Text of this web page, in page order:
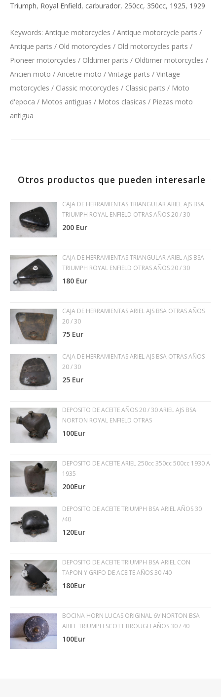
Triumph, Royal Enfield, carburador, 250cc, 350cc, 1925, 1929
Keywords: Antique motorcycles / Antique motorcycle parts /
Antique parts / Old motorcycles / Old motorcycles parts /
Pioneer motorcycles / Oldtimer parts / Oldtimer motorcycles /
Ancien moto / Ancetre moto / Vintage parts / Vintage
motorcycles / Classic motorcycles / Classic parts / Moto
d'epoca / Motos antiguas / Motos clasicas / Piezas moto
antigua
Otros productos que pueden interesarle
CAJA DE HERRAMIENTAS TRIANGULAR ARIEL AJS BSA
TRIUMPH ROYAL ENFIELD OTRAS AÑOS 20 / 30
200 Eur
CAJA DE HERRAMIENTAS TRIANGULAR ARIEL AJS BSA
TRIUMPH ROYAL ENFIELD OTRAS AÑOS 20 / 30
180 Eur
CAJA DE HERRAMIENTAS ARIEL AJS BSA OTRAS AÑOS
20 / 30
75 Eur
CAJA DE HERRAMIENTAS ARIEL AJS BSA OTRAS AÑOS
20 / 30
25 Eur
DEPOSITO DE ACEITE AÑOS 20 / 30 ARIEL AJS BSA
NORTON ROYAL ENFIELD OTRAS
100Eur
DEPOSITO DE ACEITE ARIEL 250cc 350cc 500cc 1930 A
1935
200Eur
DEPOSITO DE ACEITE TRIUMPH BSA ARIEL AÑOS 30
/40
120Eur
DEPOSITO DE ACEITE TRIUMPH BSA ARIEL CON
TAPON Y GRIFO DE ACEITE AÑOS 30 /40
180Eur
BOCINA HORN LUCAS ORIGINAL 6V NORTON BSA
ARIEL TRIUMPH SCOTT BROUGH AÑOS 30 / 40
100Eur